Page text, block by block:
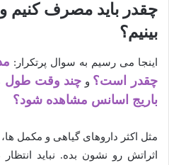
چقدر باید مصرف
بینیم؟
اینجا می رسیم به سوال پرتکرار:
چقدر است؟ و چند وقت طول
باریج اسانس مشاهده شود؟
مثل اکثر داروهای گیاهی و مکمل ها،
اثراتش رو نشون بده. نباید